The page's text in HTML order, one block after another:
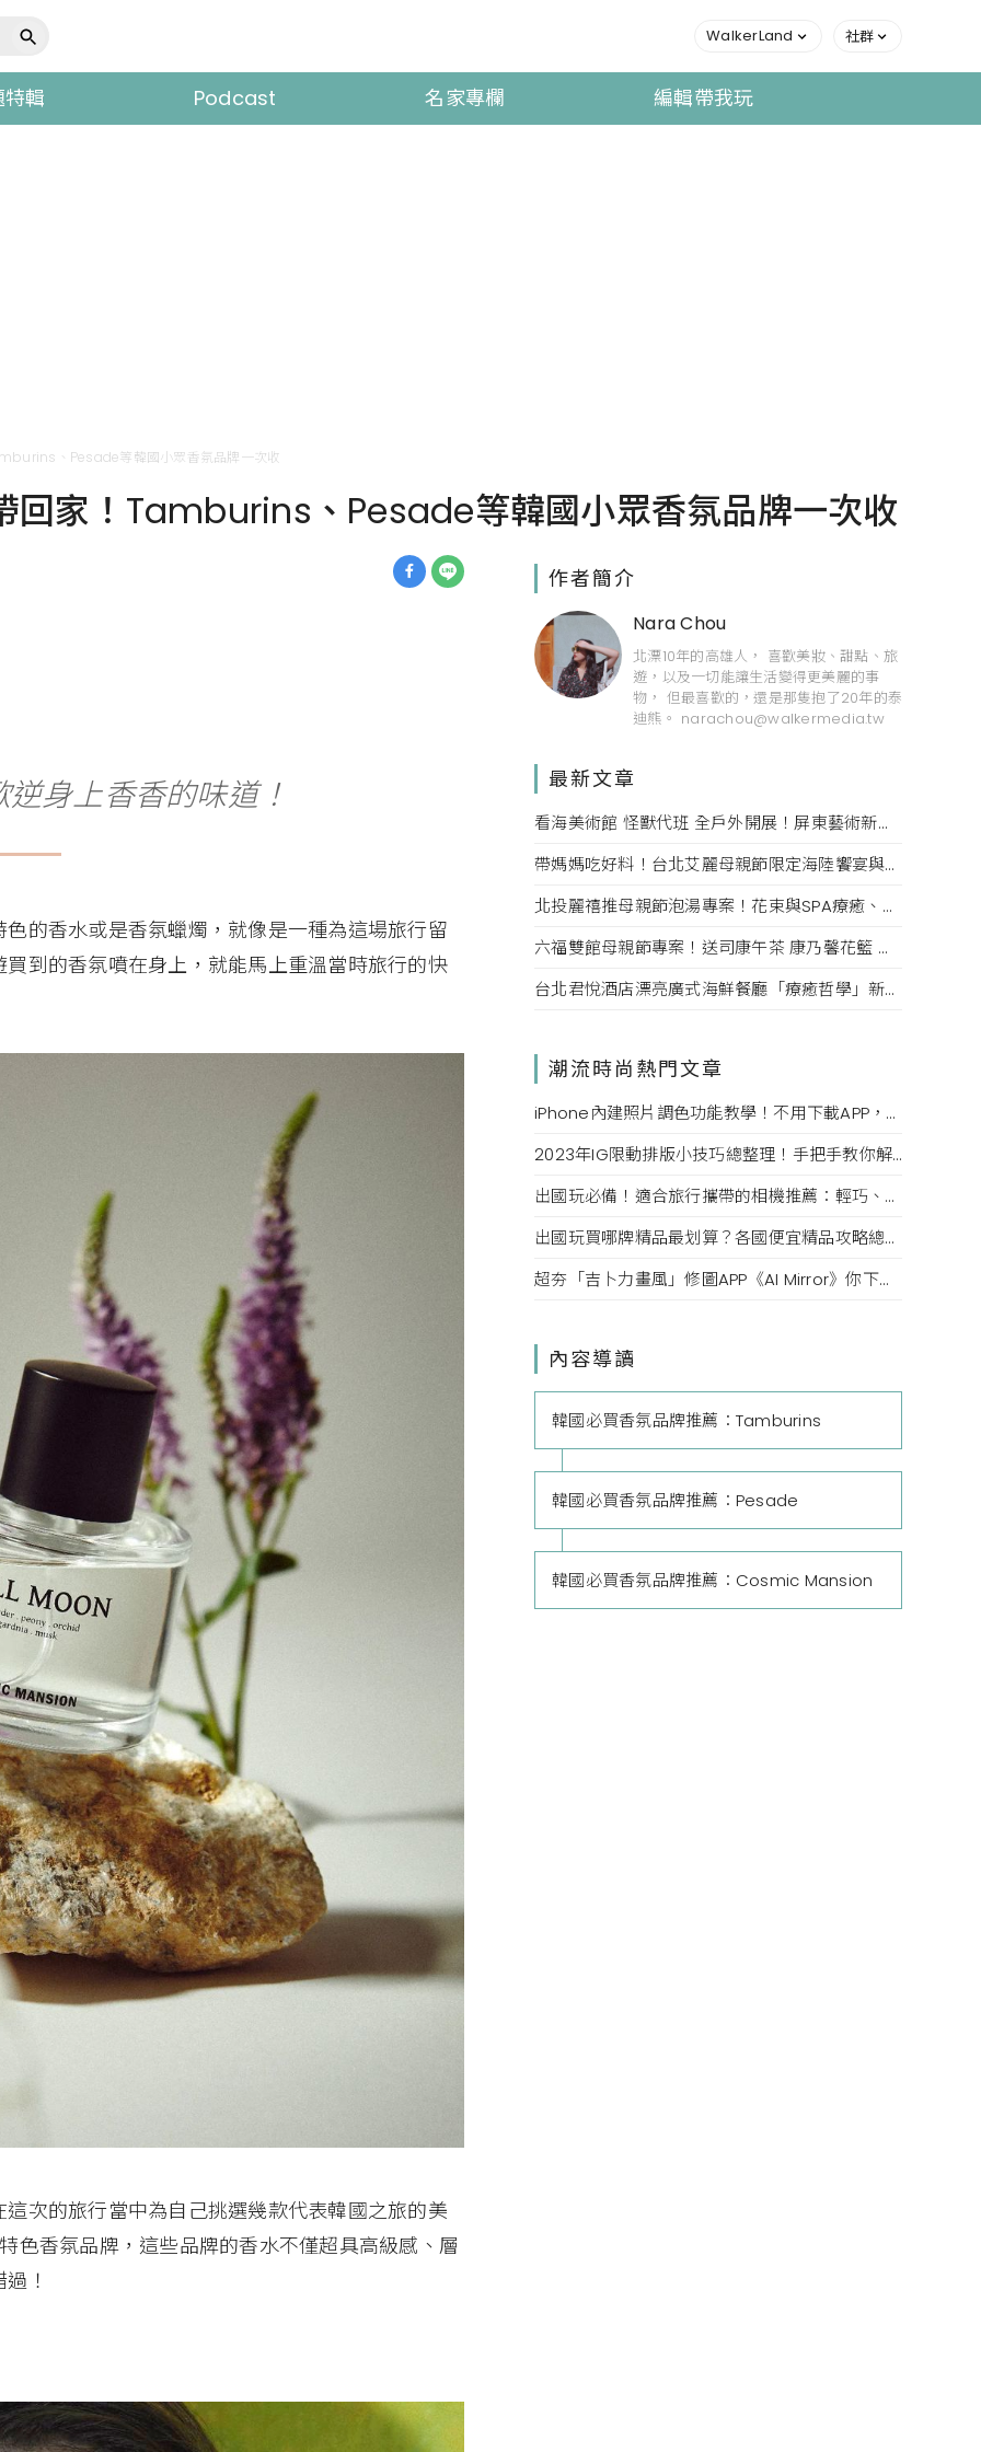
WalkerLand 社群
輯 Podcast 名家專欄 編輯帶我玩
、Pesade等韓國小眾香氛品牌一次收
回家！Tamburins、Pesade等韓國小眾香氛品牌一次收
身上香香的味道！
的香水或是香氛蠟燭，就像是一種為這場旅行留
到的香氛噴在身上，就能馬上重溫當時旅行的快
次的旅行當中為自己挑選幾款代表韓國之旅的美
色香氛品牌，這些品牌的香水不僅超具高級感、層
！
作者簡介
Nara Chou
北漂10年的高雄人， 喜歡美妝、甜點、旅
遊，以及一切能讓生活變得更美麗的事
物， 但最喜歡的，還是那隻抱了20年的泰
迪熊。 narachou@walkermedia.tw
最新文章
看海美術館 怪獸代班 全戶外開展！屏東藝術新亮點 網美必拍。
帶媽媽吃好料！台北艾麗母親節限定海陸饗宴與住房專案一次收藏。
北投麗禧推母親節泡湯專案！花束與SPA療癒、甜點同步登場
六福雙館母親節專案！送司康午茶 康乃馨花籃 演唱會票，高鐵78折限量。
台北君悅酒店漂亮廣式海鮮餐廳「療癒哲學」新菜單！每一口都成為心靈的享受。
潮流時尚熱門文章
iPhone內建照片調色功能教學！不用下載APP，用這幾款「調色參數」也能調出日系感、復古色調
2023年IG限動排版小技巧總整理！手把手教你解鎖隱藏版字體、幫背景換顏色，打造質感限時動態
出國玩必備！適合旅行攜帶的相機推薦：輕巧、不佔空間又好上手，新手也能拍出質感美照
出國玩買哪牌精品最划算？各國便宜精品攻略總整理，用75折購入香奈兒、CELINE質感包款
超夯「吉卜力畫風」修圖APP《AI Mirror》你下載了嗎？一秒將美照變成宮崎駿電影封面，網美們必學
內容導讀
韓國必買香氛品牌推薦：Tamburins
韓國必買香氛品牌推薦：Pesade
韓國必買香氛品牌推薦：Cosmic Mansion